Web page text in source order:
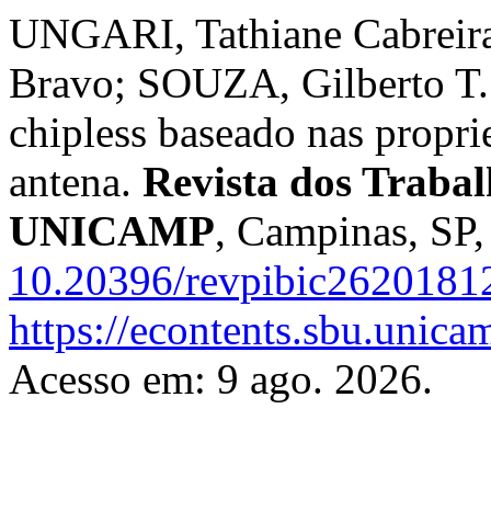
UNGARI, Tathiane
Bravo; SOUZA, Gilberto T.
chipless baseado nas
antena. Revista dos
UNICAMP, Campinas,
10.20396/
https://
Acesso em: 9 ago. 2026.